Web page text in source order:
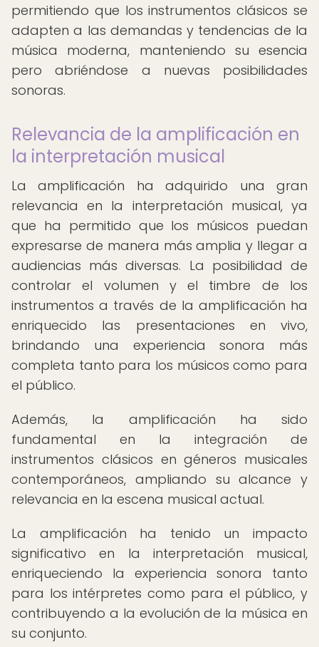
permitiendo que los instrumentos clásicos se
adapten a las demandas y tendencias de la
música moderna, manteniendo su esencia
pero abriéndose a nuevas posibilidades
sonoras.
Relevancia de la amplificación en
la interpretación musical
La amplificación ha adquirido una gran
relevancia en la interpretación musical, ya
que ha permitido que los músicos puedan
expresarse de manera más amplia y llegar a
audiencias más diversas. La posibilidad de
controlar el volumen y el timbre de los
instrumentos a través de la amplificación ha
enriquecido las presentaciones en vivo,
brindando una experiencia sonora más
completa tanto para los músicos como para
el público.
Además, la amplificación ha sido
fundamental en la integración de
instrumentos clásicos en géneros musicales
contemporáneos, ampliando su alcance y
relevancia en la escena musical actual.
La amplificación ha tenido un impacto
significativo en la interpretación musical,
enriqueciendo la experiencia sonora tanto
para los intérpretes como para el público, y
contribuyendo a la evolución de la música en
su conjunto.